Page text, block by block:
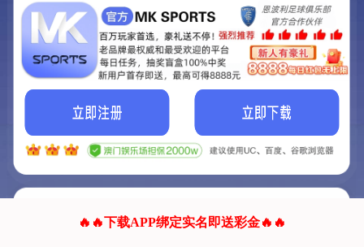
联系我们!